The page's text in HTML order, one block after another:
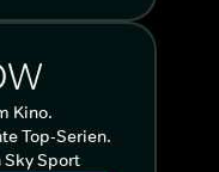
Kino.
Top-Serien.
Sport